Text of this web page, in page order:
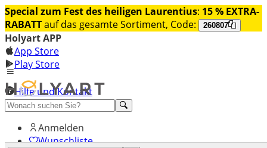
Special zum Fest des heiligen Laurentius: 15 % EXTRA-
RABATTauf das gesamte Sortiment, Code: 260807
Holyart APP
App Store
Play Store
Hilfe und Kontakt
Entdecken Sie Premium
Anmelden
Wunschliste